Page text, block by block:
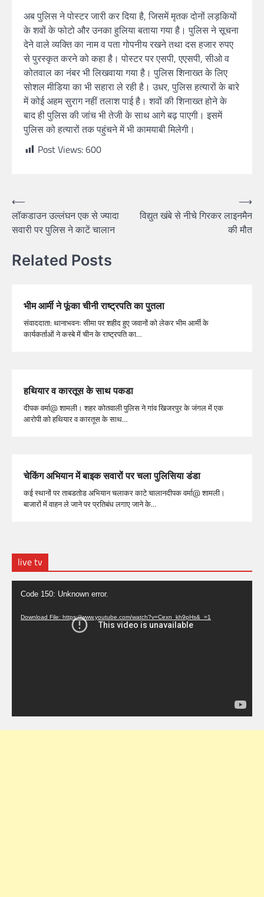
अब पुलिस ने पोस्टर जारी कर दिया है, जिसमें मृतक दोनों लड़कियों
के शवों के फोटो और उनका हुलिया बताया गया है। पुलिस ने सूचना
देने वाले व्यक्ति का नाम व पता गोपनीय रखने तथा दस हजार रुपए
से पुरस्कृत करने को कहा है। पोस्टर पर एसपी, एएसपी, सीओ व
कोतवाल का नंबर भी लिखवाया गया है। पुलिस शिनाख्त के लिए
सोशल मीडिया का भी सहारा ले रही है। उधर, पुलिस हत्यारों के बारे
में कोई अहम सुराग नहीं तलाश पाई है। शवों की शिनाख्त होने के
बाद ही पुलिस की जांच भी तेजी के साथ आगे बढ़ पाएगी। इसमें
पुलिस को हत्यारों तक पहुंचने में भी कामयाबी मिलेगी।
Post Views:600
⟵
लॉकडाउन उल्लंघन एक से ज्यादा
सवारी पर पुलिस ने काटें चालान
विद्युत खंबे से नीचे गिरकर लाइनमैन
की मौत
⟶
Related Posts
भीम आर्मी ने फूंका चीनी राष्ट्रपति का पुतला
संवाददाता: थानाभवनः सीमा पर शहीद हुए जवानों को लेकर भीम आर्मी के
कार्यकर्ताओं ने कस्बे में चीन के राष्ट्रपति का…
हथियार व कारतूस के साथ पकडा
दीपक वर्मा@ शामली। शहर कोतवाली पुलिस ने गांव खिजरपुर के जंगल में एक
आरोपी को हथियार व कारतूस के साथ…
चेकिंग अभियान में बाइक सवारों पर चला पुलिसिया डंडा
कई स्थानों पर ताबडतोड अभियान चलाकर काटे चालानदीपक वर्मा@ शामली।
बाजारों में वाहन ले जाने पर प्रतिबंध लगाए जाने के…
live tv
Video
Player
Code 150: Unknown error.
Download File: https://www.youtube.com/watch?v=Cexn_kh9pHs&_=1